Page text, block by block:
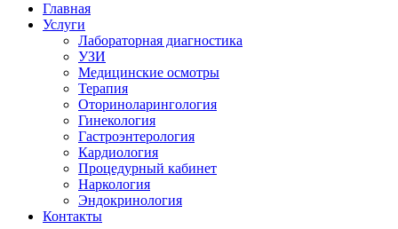
Главная
Услуги
Лабораторная диагностика
УЗИ
Медицинские осмотры
Терапия
Оториноларингология
Гинекология
Гастроэнтерология
Кардиология
Процедурный кабинет
Наркология
Эндокринология
Контакты